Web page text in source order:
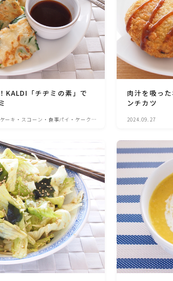
乾物・海藻・麩料理
お弁当
ソース・ドレッシング・たれ・ディップ類
ドリンク・シロップ・ジャム類
その他食材
テーブルコーディネート・食器・調理器具
住・インテリア・小物・植物
KALDI「チヂミの素」で
ーキ・スコーン・食事パイ・ケークサ
肉汁を吸っ
ンチカツ
2024.09.27